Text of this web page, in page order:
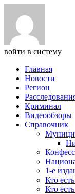
войти в систему
Главная
Новости
Регион
Криминал
Видеообзоры
Справочник
1-е
Кто
Кто